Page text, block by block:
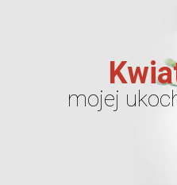
mojej